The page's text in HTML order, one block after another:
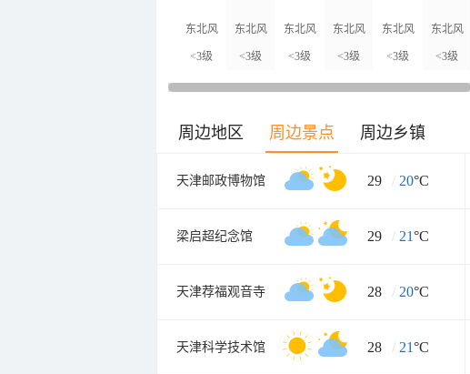
东北风
<3级
东北风
<3级
东北风
<3级
东北风
<3级
东北风
<3级
东北风
<3级
周边地区 周边景点 周边乡镇
天津邮政博物馆 29 / 20°C
梁启超纪念馆 29 / 21°C
天津荐福观音寺 28 / 20°C
天津科学技术馆 28 / 21°C